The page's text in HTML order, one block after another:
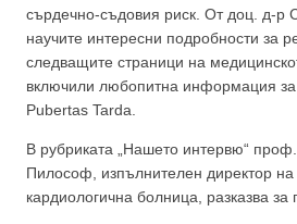
сърдечно-съдовия риск. От доц. д-р
научите интересни подробности за
следващите страници на
включили любопитна информация за
Pubertas Tarda.
В рубриката „Нашето интервю“
Пилософ, изпълнителен директор
кардиологична болница, разказва за